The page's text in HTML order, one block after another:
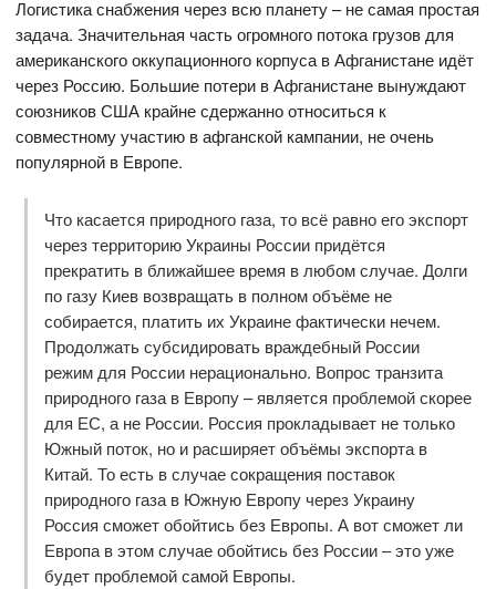
Логистика снабжения через всю планету – не самая простая
задача. Значительная часть огромного потока грузов для
американского оккупационного корпуса в Афганистане идёт
через Россию. Большие потери в Афганистане вынуждают
союзников США крайне сдержанно относиться к
совместному участию в афганской кампании, не очень
популярной в Европе.
Что касается природного газа, то всё равно его экспорт
через территорию Украины России придётся
прекратить в ближайшее время в любом случае. Долги
по газу Киев возвращать в полном объёме не
собирается, платить их Украине фактически нечем.
Продолжать субсидировать враждебный России
режим для России нерационально. Вопрос транзита
природного газа в Европу – является проблемой скорее
для ЕС, а не России. Россия прокладывает не только
Южный поток, но и расширяет объёмы экспорта в
Китай. То есть в случае сокращения поставок
природного газа в Южную Европу через Украину
Россия сможет обойтись без Европы. А вот сможет ли
Европа в этом случае обойтись без России – это уже
будет проблемой самой Европы.